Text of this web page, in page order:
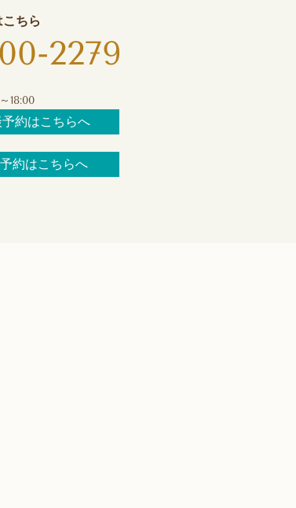
ちら
2279
18:00
約はこちらへ
約はこちらへ